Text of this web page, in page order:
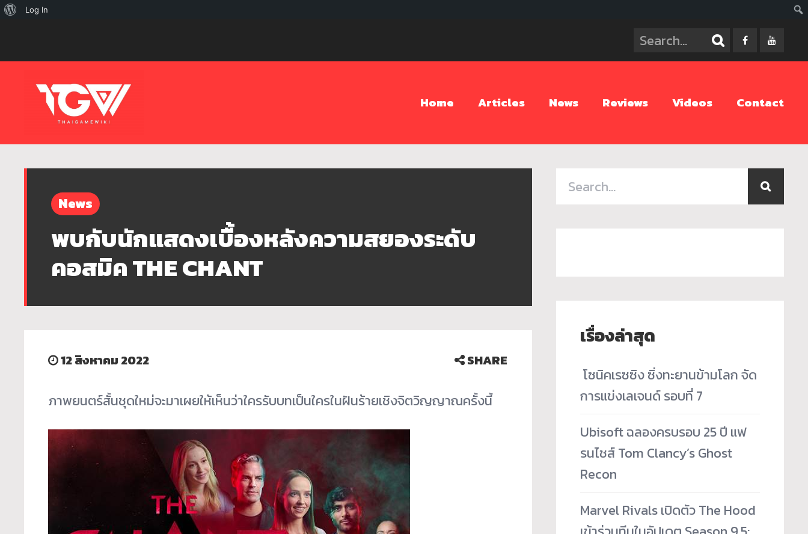
Home Articles News Reviews Videos Contact
News
พบกับนักแสดงเบื้องหลังความสยองระดับ
คอสมิค THE CHANT
12 สิงหาคม 2022 SHARE
ภาพยนตร์สั้นชุดใหม่จะมาเผยให้เห็นว่าใครรับบทเป็นใครในฝันร้ายเชิงจิตวิญญาณครั้งนี้
เรื่องล่าสุด
­ โซนิคเรซซิง ซิ่งทะยานข้ามโลก จัด
การแข่งเลเจนด์ รอบที่ 7
Ubisoft ฉลองครบรอบ 25 ปี แฟ
รนไชส์ Tom Clancy’s Ghost
Recon
Marvel Rivals เปิดตัว The Hood
เกี่ยวLog In